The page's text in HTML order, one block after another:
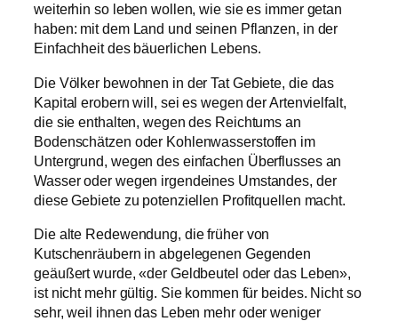
weiterhin so leben wollen, wie sie es immer getan
haben: mit dem Land und seinen Pflanzen, in der
Einfachheit des bäuerlichen Lebens.
Die Völker bewohnen in der Tat Gebiete, die das
Kapital erobern will, sei es wegen der Artenvielfalt,
die sie enthalten, wegen des Reichtums an
Bodenschätzen oder Kohlenwasserstoffen im
Untergrund, wegen des einfachen Überflusses an
Wasser oder wegen irgendeines Umstandes, der
diese Gebiete zu potenziellen Profitquellen macht.
Die alte Redewendung, die früher von
Kutschenräubern in abgelegenen Gegenden
geäußert wurde, «der Geldbeutel oder das Leben»,
ist nicht mehr gültig. Sie kommen für beides. Nicht so
sehr, weil ihnen das Leben mehr oder weniger